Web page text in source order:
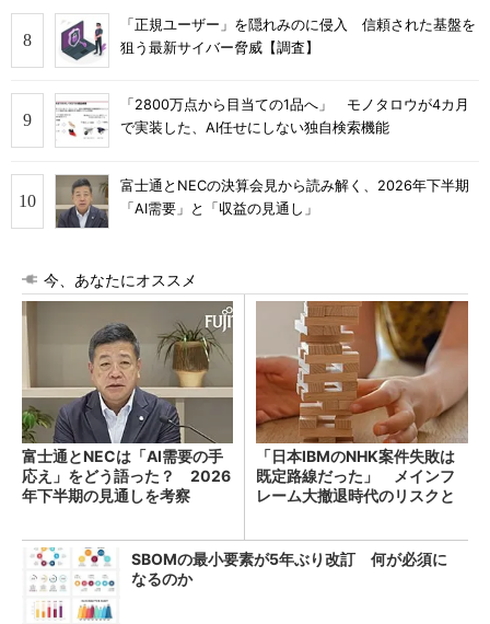
「正規ユーザー」を隠れみのに侵入 信頼された基盤を
狙う最新サイバー脅威【調査】
「2800万点から目当ての1品へ」 モノタロウが4カ月
で実装した、AI任せにしない独自検索機能
富士通とNECの決算会見から読み解く、2026年下半期
「AI需要」と「収益の見通し」
今、あなたにオススメ
富士通とNECは「AI需要の手
応え」をどう語った？ 2026
年下半期の見通しを考察
「日本IBMのNHK案件失敗は
既定路線だった」 メインフ
レーム大撤退時代のリスクと
SBOMの最小要素が5年ぶり改訂 何が必須に
なるのか